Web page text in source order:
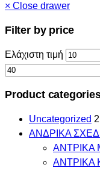
× Close drawer
Filter by price
Ελάχιστη τιμή
Product
Uncategorized
ΑΝΔΡΙΚΑ
ΑΝΤΡΙΚΑ
ΑΝΤΡΙΚΑ